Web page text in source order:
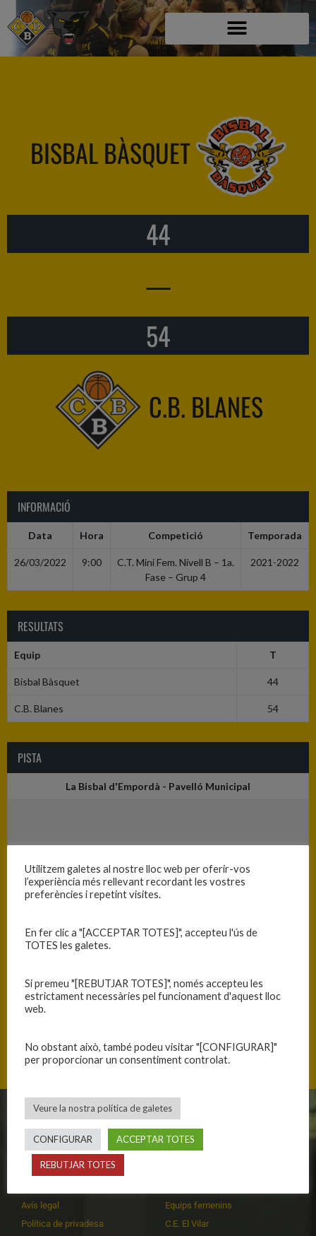
BISBAL BÀSQUET
44
—
54
C.B. BLANES
INFORMACIÓ
Data Hora Competició Temporada
26/03/2022 9:00
C.T. Mini Fem. Nivell B – 1a.
Fase – Grup 4
2021-2022
RESULTATS
Equip T
Bisbal Bàsquet 44
C.B. Blanes 54
PISTA
La Bisbal d'Empordà - Pavelló Municipal
Mas Clarà 14, 17100 La Bisbal d\'Empordà, Catalunya
CLUB
Història
Organització
Avís legal
Política de privadesa
EQUIPS
Primer equip masculí
Equips femenins
C.E. El Vilar
Utilitzem galetes al nostre lloc web per oferir-vos
l’experiència més rellevant recordant les vostres
preferències i repetint visites.
En fer clic a "[ACCEPTAR TOTES]", accepteu l'ús de
TOTES les galetes.
Si premeu "[REBUTJAR TOTES]", només accepteu les
estrictament necessàries pel funcionament d'aquest lloc
web.
No obstant això, també podeu visitar "[CONFIGURAR]"
per proporcionar un consentiment controlat.
Veure la nostra política de galetes
CONFIGURAR ACCEPTAR TOTES
REBUTJAR TOTES